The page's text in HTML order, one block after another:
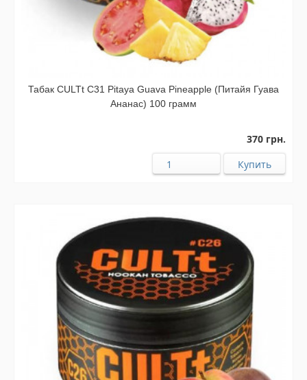
Табак CULTt C31 Pitaya Guava Pineapple (Питайя Гуава
Ананас) 100 грамм
370 грн.